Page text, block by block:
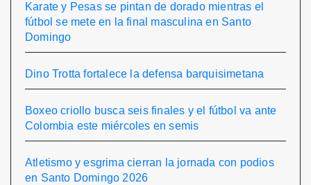
Karate y Pesas se pintan de dorado mientras el
fútbol se mete en la final masculina en Santo
Domingo
Dino Trotta fortalece la defensa barquisimetana
Boxeo criollo busca seis finales y el fútbol va ante
Colombia este miércoles en semis
Atletismo y esgrima cierran la jornada con podios
en Santo Domingo 2026